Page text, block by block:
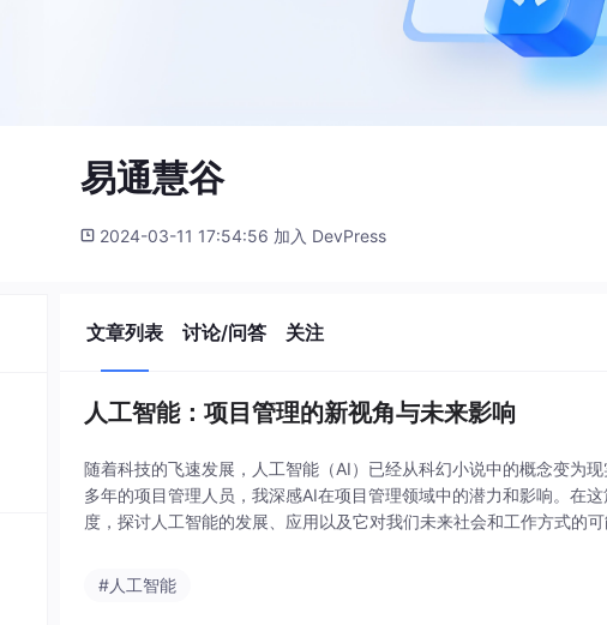
易通慧谷
2024-03-11 17:54:56 加入 DevPress
文章列表 讨论/问答 关注
人工智能：项目管理的新视角与未来影响
随着科技的飞速发展，人工智能（AI）已经从科幻小说中的概念变为
多年的项目管理人员，我深感AI在项目管理领域中的潜力和影响。在
度，探讨人工智能的发展、应用以及它对我们未来社会和工作方式的可
#人工智能